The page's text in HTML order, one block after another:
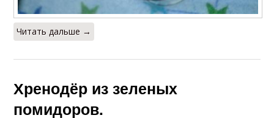
Читать дальше →
Хренодёр из зеленых
помидоров.